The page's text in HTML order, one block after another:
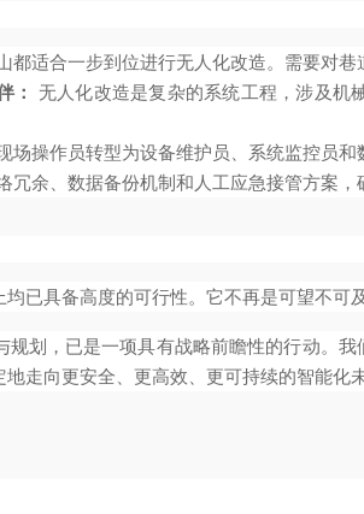
都适合一步到位进行无人化改造。需要对
：
无人化改造是复杂的系统工程，涉及机
场操作员转型为设备维护员、系统监控员和
冗余、数据备份机制和人工应急接管方案，
已具备高度的可行性。它不再是可望不可
划，已是一项具有战略前瞻性的行动。我
走向更安全、更高效、更可持续的智能化